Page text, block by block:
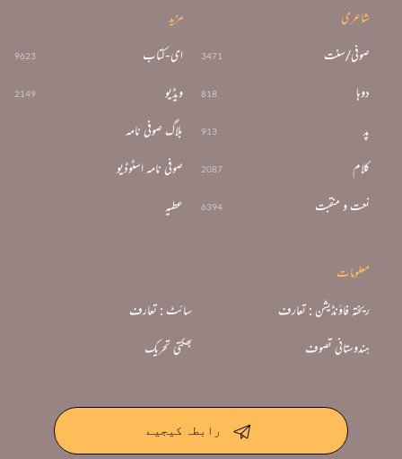
شاعری
صوفی/سنت 3471
دوہا 818
پد 913
کلام 2087
نعت و منقبت 6394
مزید
ای-کتاب 9623
ویڈیو 2149
بلاگ صوفی نامہ
صوفی نامہ اسٹوڈیو
عطیہ
معلومات
سائٹ : تعارف ریختہ فاؤنڈیشن : تعارف
بھکتی تحریک ہندوستانی تصوف
رابطہ کیجیے